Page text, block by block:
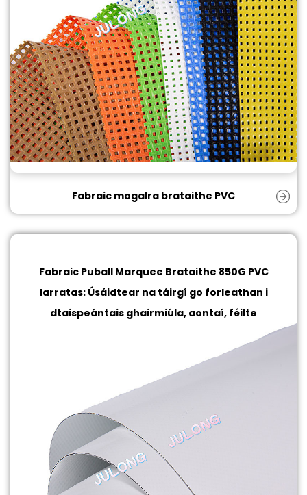
Fabraic mogalra brataithe PVC
Fabraic Puball Marquee Brataithe 850G PVC
Iarratas: Úsáidtear na táirgí go forleathan i
dtaispeántais ghairmiúla, aontaí, féilte